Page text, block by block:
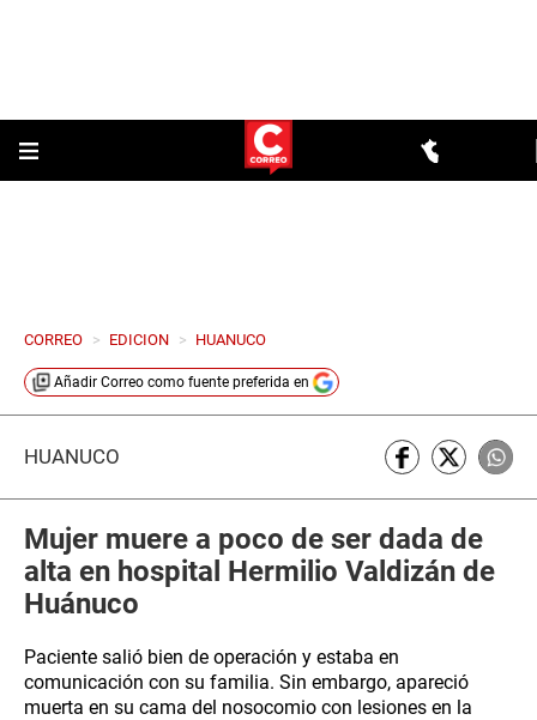
CORREO > EDICION > HUANUCO
Añadir Correo como fuente preferida en
HUÁNUCO
Mujer muere a poco de ser dada de
alta en hospital Hermilio Valdizán de
Huánuco
Paciente salió bien de operación y estaba en
comunicación con su familia. Sin embargo, apareció
muerta en su cama del nosocomio con lesiones en la